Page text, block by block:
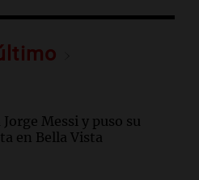
Messi y puso su
en Bella Vista